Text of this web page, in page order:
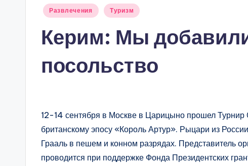
Опубликовано
Развлечения Туризм
Керим: Мы
посольство
12-14 сентября в Москве в Царицыно прошел Турнир
британскому эпосу «Король Артур». Рыцари из
Грааль в пешем и конном разрядах. Представитель
проводится при поддержке Фонда Президентских